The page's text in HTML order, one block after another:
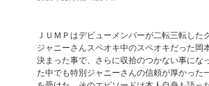
ＪＵＭＰはデビューメンバーが二転三転した
ジャニーさんスペオキ中のスペオキだった岡
決まった事で、さらに収拾のつかない事にな
た中でも特別ジャニーさんの信頼が厚かった